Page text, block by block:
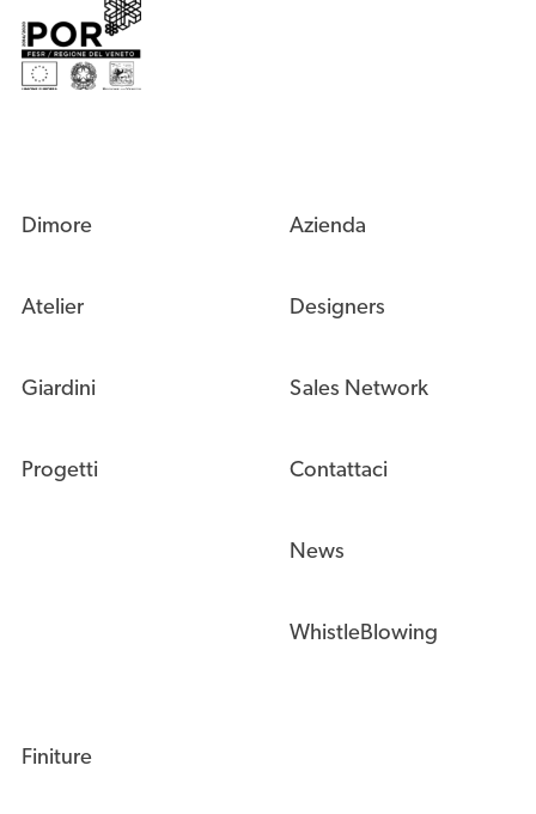
Dimore
Atelier
Giardini
Progetti
Azienda
Designers
Sales Network
Contattaci
News
WhistleBlowing
Finiture